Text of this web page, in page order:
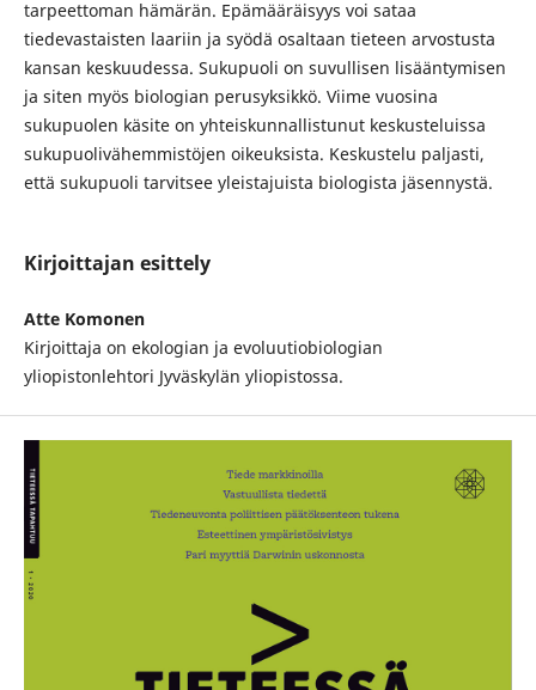
tarpeettoman hämärän. Epämääräisyys voi sataa
tiedevastaisten laariin ja syödä osaltaan tieteen arvostusta
kansan keskuudessa. Sukupuoli on suvullisen lisääntymisen
ja siten myös biologian perusyksikkö. Viime vuosina
sukupuolen käsite on yhteiskunnallistunut keskusteluissa
sukupuolivähemmistöjen oikeuksista. Keskustelu paljasti,
että sukupuoli tarvitsee yleistajuista biologista jäsennystä.
Kirjoittajan esittely
Atte Komonen
Kirjoittaja on ekologian ja evoluutiobiologian
yliopistonlehtori Jyväskylän yliopistossa.